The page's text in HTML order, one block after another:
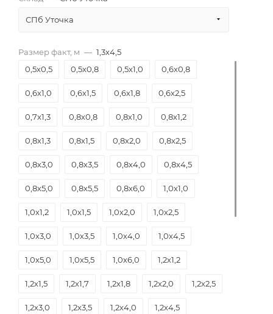
СПб Уточка
Размер факт, м — 1,3х4,5
0,5х0,5
0,5х0,8 0,5х1,0 0,6х0,8
0,6х1,0 0,6х1,5 0,6х1,8 0,6х2,5
0,7х1,3 0,8х0,8 0,8х1,0 0,8х1,2
0,8х1,3 0,8х1,5 0,8х2,0 0,8х2,5
0,8х3,0 0,8х3,5 0,8х4,0 0,8х4,5
0,8х5,0 0,8х5,5 0,8х6,0 1,0х1,0
1,0х1,2 1,0х1,5 1,0х2,0 1,0х2,5
1,0х3,0 1,0х3,5 1,0х4,0 1,0х4,5
1,0х5,0 1,0х5,5 1,0х6,0 1,2х1,2
1,2х1,5 1,2х1,7 1,2х1,8 1,2х2,0 1,2х2,5
1,2х3,0 1,2х3,5 1,2х4,0 1,2х4,5